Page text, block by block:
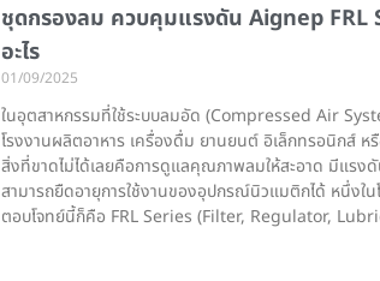
ชุดกรองลม ควบคุมแรงดัน Aignep FRL
อะไร
01/09/2025
ในอุตสาหกรรมที่ใช้ระบบลมอัด (Compressed Air
โรงงานผลิตอาหาร เครื่องดื่ม ยานยนต์ อิเล็กทรอนิกส์ ห
สิ่งที่ขาดไม่ได้เลยคือการดูแลคุณภาพลมให้สะอาด มีแรงดั
สามารถยืดอายุการใช้งานของอุปกรณ์นิวแมติกได้ หนึ่งใ
ตอบโจทย์นี้ก็คือ FRL Series (Filter, Regulator,